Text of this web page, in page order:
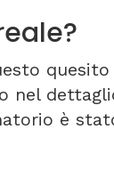
quesito
nel
è